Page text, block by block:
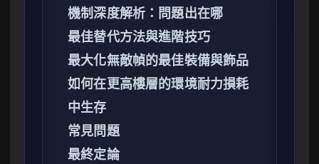
機制深度解析：問題出在哪
最佳替代方法與進階技巧
最大化無敵幀的最佳裝備與飾品
如何在更高樓層的環境耐力損耗
中生存
常見問題
最終定論